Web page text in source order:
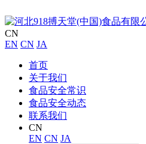
CN
EN CN JA
首页
关于我们
食品安全常识
食品安全动态
联系我们
CN
EN CN JA